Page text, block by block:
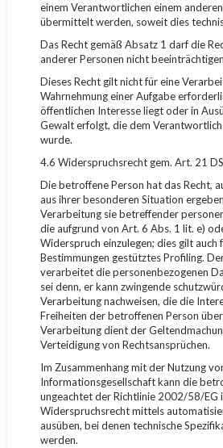
einem Verantwortlichen einem
übermittelt werden, soweit dies
Das Recht gemäß Absatz 1 darf die
anderer Personen nicht
Dieses Recht gilt nicht für eine
Wahrnehmung einer Aufgabe
öffentlichen Interesse liegt oder in
Gewalt erfolgt, die dem
wurde.
4.6 Widerspruchsrecht gem. Art. 21
Die betroffene Person hat das Recht,
aus ihrer besonderen Situation
Verarbeitung sie betreffender
die aufgrund von Art. 6 Abs. 1 lit. e)
Widerspruch einzulegen; dies gilt auch
Bestimmungen gestütztes Profiling.
verarbeitet die personenbezogenen
sei denn, er kann zwingende
Verarbeitung nachweisen, die die
Freiheiten der betroffenen Person
Verarbeitung dient der
Verteidigung von Rechtsansprüchen.
Im Zusammenhang mit der Nutzung
Informationsgesellschaft kann die
ungeachtet der Richtlinie 2002/58/EG
Widerspruchsrecht mittels
ausüben, bei denen technische
werden.